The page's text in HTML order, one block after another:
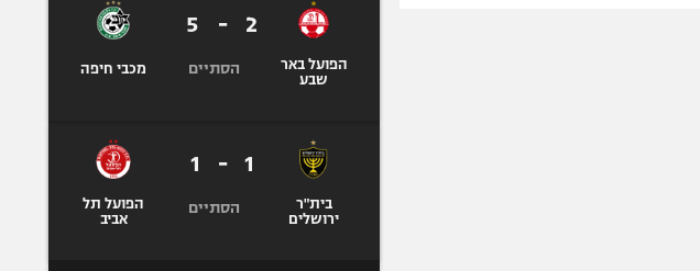
הפועל באר
שבע
2
-
5
הסתיים מכבי חיפה
בית"ר
ירושלים
1
-
1
הסתיים
הפועל תל
אביב